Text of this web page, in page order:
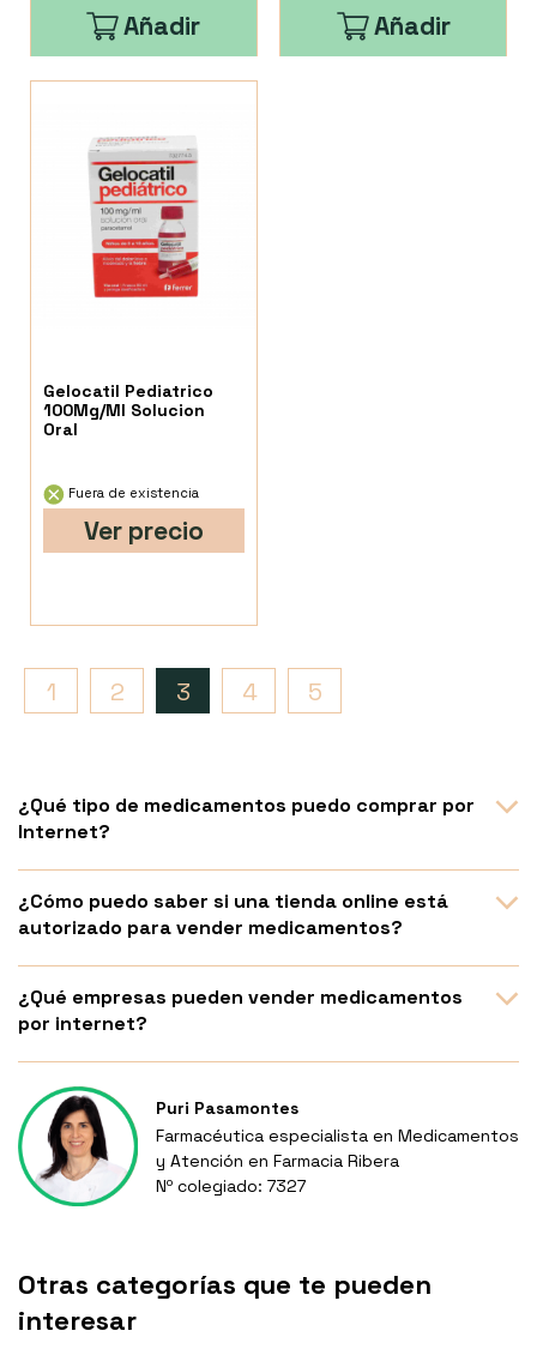
Añadir Añadir
Gelocatil Pediatrico
100Mg/Ml Solucion
Oral
Fuera de existencia
Ver precio
1 2 3 4 5
¿Qué tipo de medicamentos puedo comprar por
Internet?
¿Cómo puedo saber si una tienda online está
autorizado para vender medicamentos?
¿Qué empresas pueden vender medicamentos
por internet?
Puri Pasamontes
Farmacéutica especialista en Medicamentos
y Atención en Farmacia Ribera
Nº colegiado: 7327
Otras categorías que te pueden
interesar